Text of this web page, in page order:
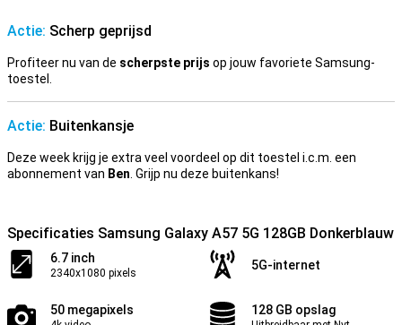
Actie: Scherp geprijsd
Profiteer nu van de scherpste prijs op jouw favoriete Samsung-
toestel.
Actie: Buitenkansje
Deze week krijg je extra veel voordeel op dit toestel i.c.m. een
abonnement van Ben . Grijp nu deze buitenkans!
Specificaties Samsung Galaxy A57 5G 128GB Donkerblauw
6.7 inch
2340x1080 pixels
5G-internet
50 megapixels 128 GB opslag